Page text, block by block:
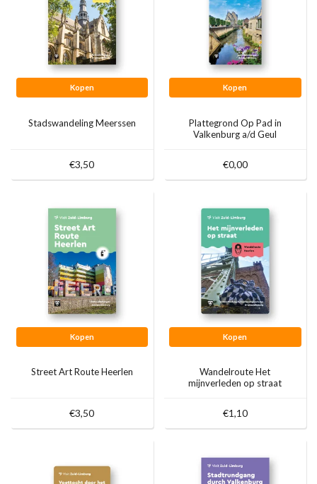
Kopen
Stadswandeling Meerssen
€3,50
Kopen
Plattegrond Op Pad in
Valkenburg a/d Geul
€0,00
Kopen
Street Art Route Heerlen
€3,50
Kopen
Wandelroute Het
mijnverleden op straat
€1,10